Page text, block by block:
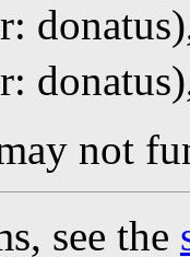
not
see the